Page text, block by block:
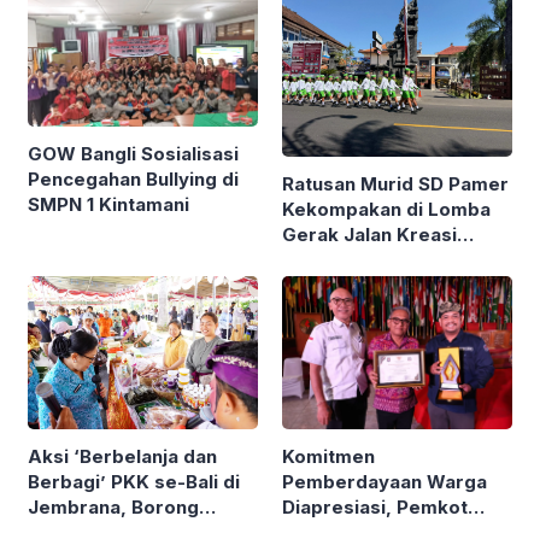
GOW Bangli Sosialisasi
Pencegahan Bullying di
SMPN 1 Kintamani
Ratusan Murid SD Pamer
Kekompakan di Lomba
Gerak Jalan Kreasi
Aksi ‘Berbelanja dan
Berbagi’ PKK se-Bali di
Jembrana, Borong
Komitmen
Pemberdayaan Warga
Diapresiasi, Pemkot